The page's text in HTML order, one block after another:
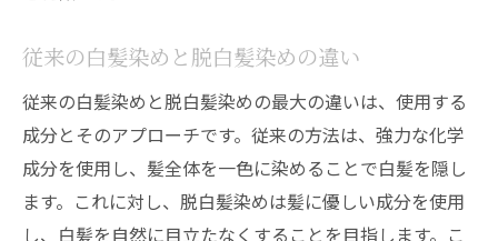
従来の白髪染めと脱白髪染めの違い
従来の白髪染めと脱白髪染めの最大の違いは、使用する
成分とそのアプローチです。従来の方法は、強力な化学
成分を使用し、髪全体を一色に染めることで白髪を隠し
ます。これに対し、脱白髪染めは髪に優しい成分を使用
し、白髪を自然に目立たなくすることを目指します。こ